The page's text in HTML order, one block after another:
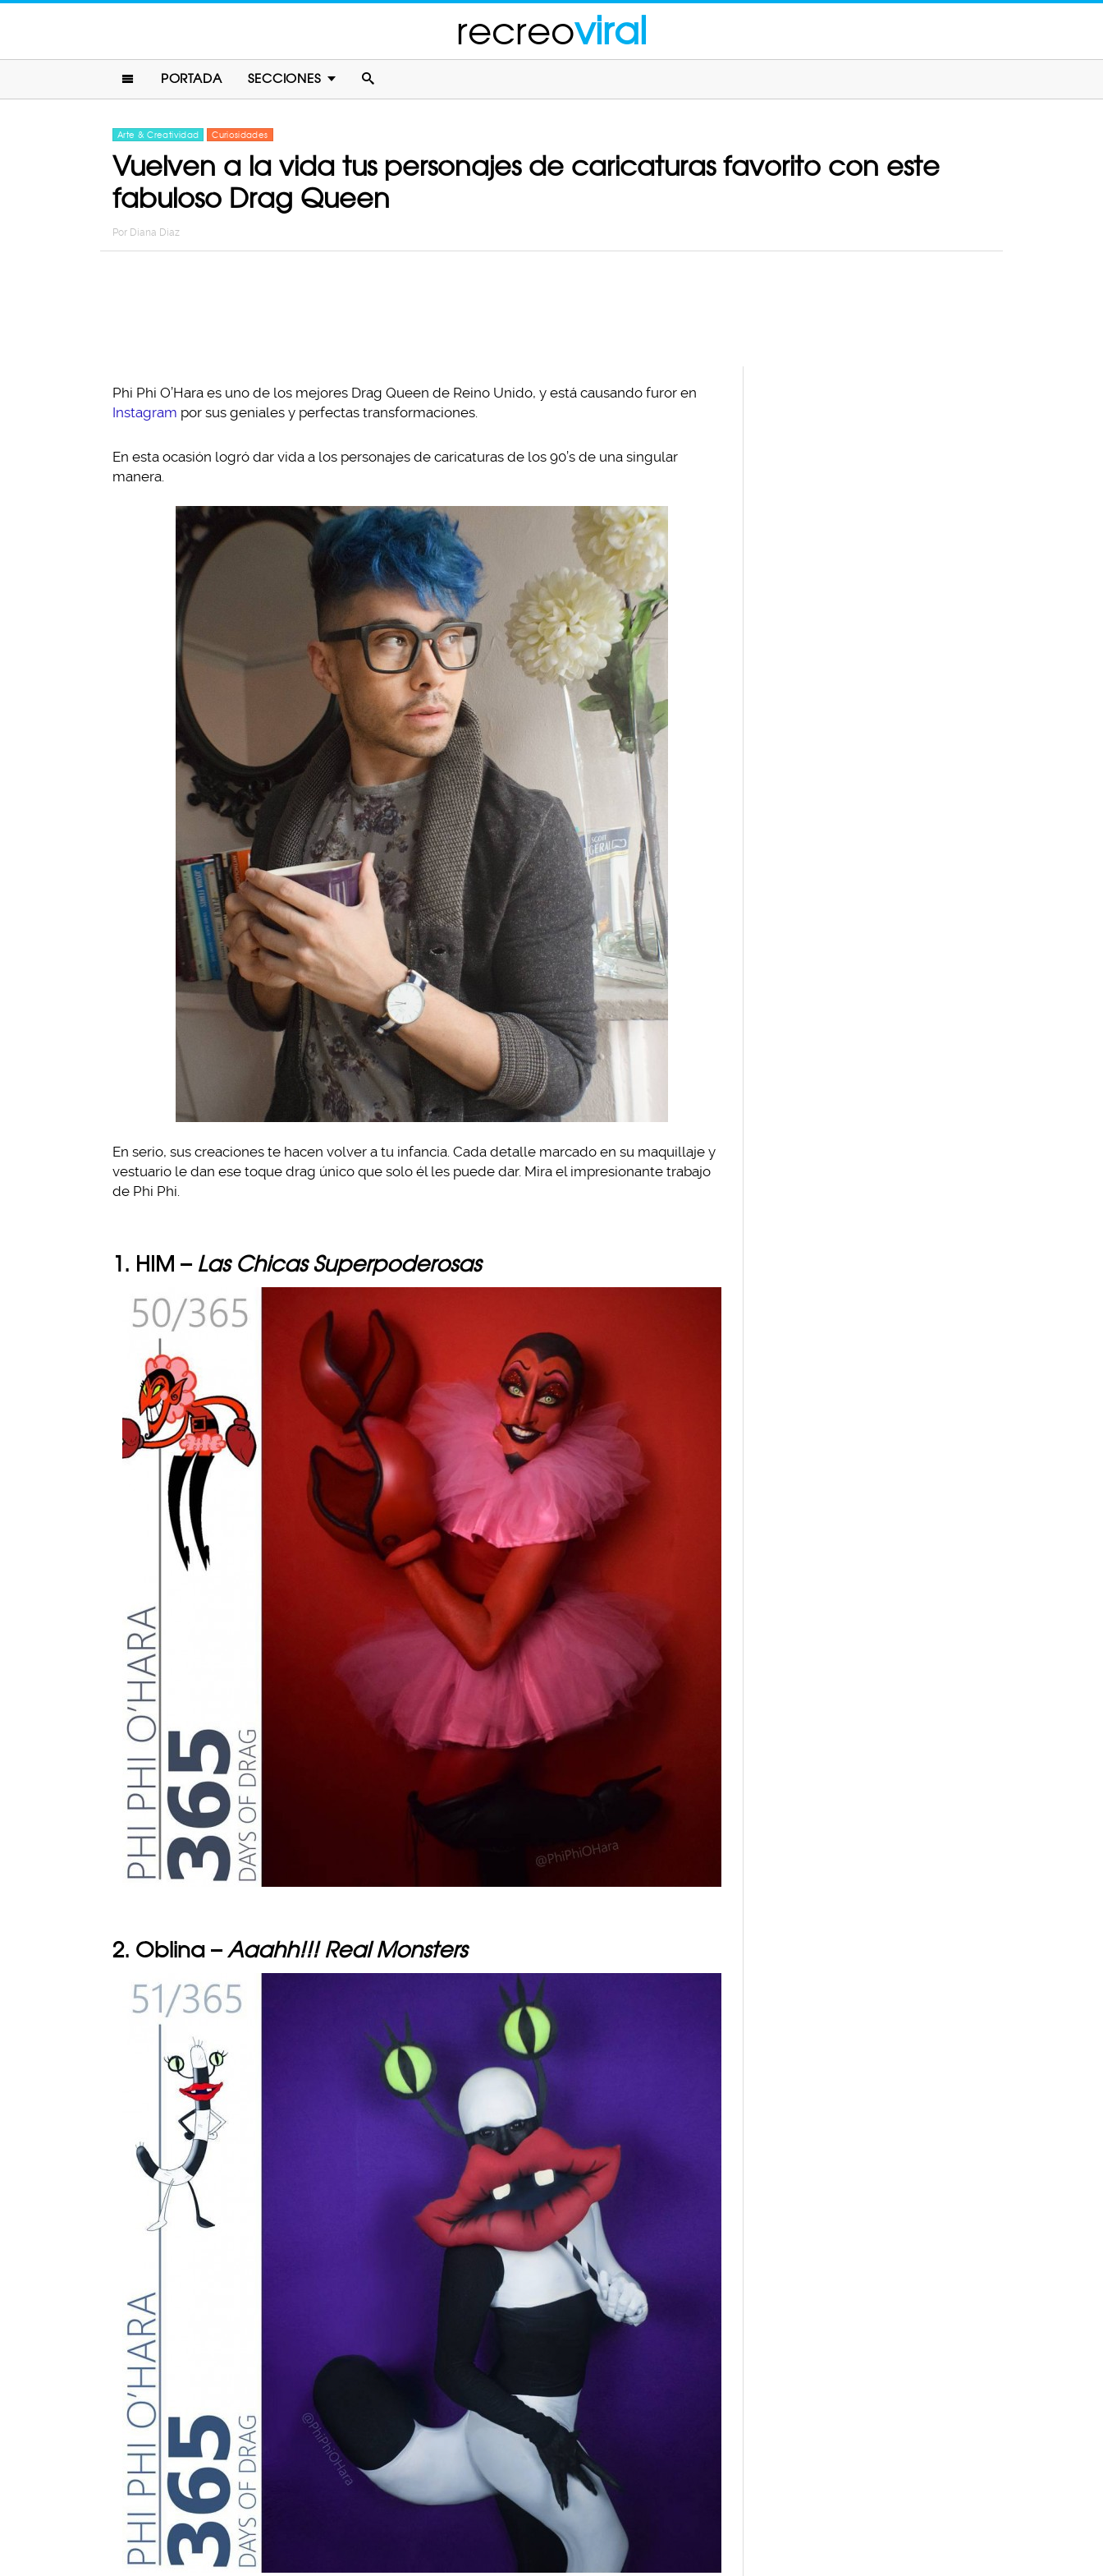
recreoviral
PORTADA SECCIONES
Arte & Creatividad Curiosidades
Vuelven a la vida tus personajes de caricaturas favorito con este
fabuloso Drag Queen
Por Diana Diaz
Phi Phi O’Hara es uno de los mejores Drag Queen de Reino Unido, y está causando furor en
Instagram por sus geniales y perfectas transformaciones.
En esta ocasión logró dar vida a los personajes de caricaturas de los 90’s de una singular
manera.
En serio, sus creaciones te hacen volver a tu infancia. Cada detalle marcado en su maquillaje y
vestuario le dan ese toque drag único que solo él les puede dar. Mira el impresionante trabajo
de Phi Phi.
1. HIM – Las Chicas Superpoderosas
2. Oblina –Aaahh!!! Real Monsters